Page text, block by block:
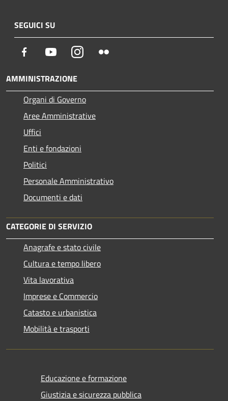
SEGUICI SU
Facebook YoutubeInstagram
AMMINISTRAZIONE
Organi di Governo
Aree Amministrative
Uffici
Enti e fondazioni
Politici
Personale Amministrativo
Documenti e dati
CATEGORIE DI SERVIZIO
Anagrafe e stato civile
Cultura e tempo libero
Vita lavorativa
Imprese e Commercio
Catasto e urbanistica
Mobilità e trasporti
Educazione e formazione
Giustizia e sicurezza pubblica